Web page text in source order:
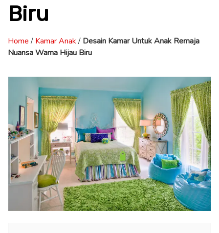
Biru
Home / Kamar Anak / Desain Kamar Untuk Anak Remaja
Nuansa Warna Hijau Biru